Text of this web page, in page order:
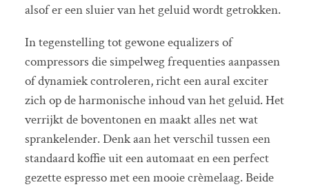
alsof er een sluier van het geluid wordt getrokken.
In tegenstelling tot gewone equalizers of
compressors die simpelweg frequenties aanpassen
of dynamiek controleren, richt een aural exciter
zich op de harmonische inhoud van het geluid. Het
verrijkt de boventonen en maakt alles net wat
sprankelender. Denk aan het verschil tussen een
standaard koffie uit een automaat en een perfect
gezette espresso met een mooie crèmelaag. Beide